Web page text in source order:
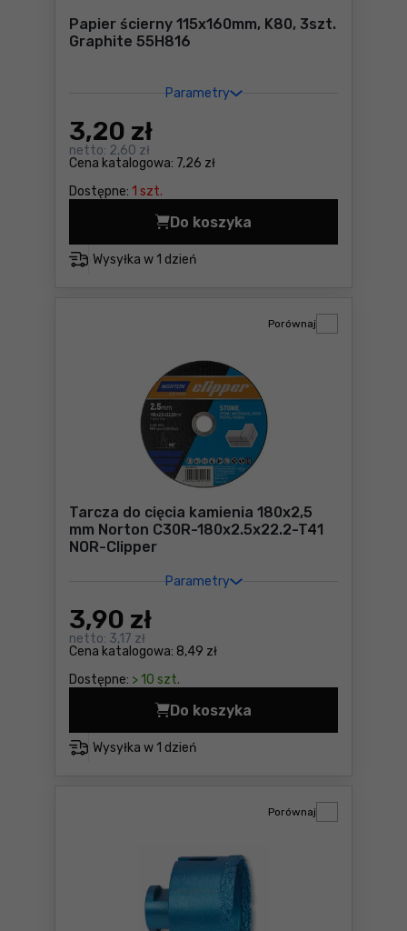
Papier ścierny 115x160mm, K80, 3szt.
Graphite 55H816
Parametry
Cena katalogowa: 7,26 zł
3,20 zł
netto: 2,60 zł
Dostępne: 1 szt.
Wysyłka w 1 dzień
Do koszyka
Papier ścierny 115x160mm,
Tarcza do cięcia kamienia 180x2,5
mm Norton C30R-180x2.5x22.2-T41
NOR-Clipper
Parametry
Cena katalogowa: 8,49 zł
3,90 zł
netto: 3,17 zł
Dostępne: > 10 szt.
Porównaj
Wysyłka w 1 dzień
Do koszyka
Tarcza do cięcia kamienia
Porównaj